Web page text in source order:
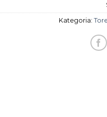
Kategoria: